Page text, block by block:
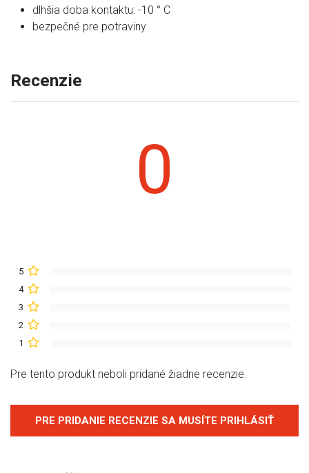
dlhšia doba kontaktu: -10 ° C
bezpečné pre potraviny
Recenzie
0
5
4
3
2
1
Pre tento produkt neboli pridané žiadne recenzie.
PRE PRIDANIE RECENZIE SA MUSÍTE PRIHLÁSIŤ